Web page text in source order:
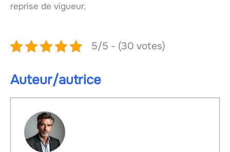
reprise de vigueur.
5/5 - (30 votes)
Auteur/autrice